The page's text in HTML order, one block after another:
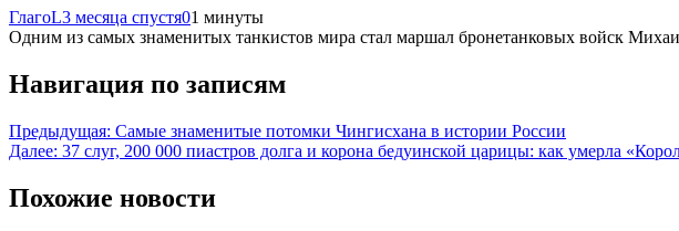
ГлагоL3 месяца спустя01 минуты
Одним из самых знаменитых танкистов мира стал маршал бронетанковых войск
Навигация по записям
Предыдущая: Самые знаменитые потомки Чингисхана в истории России
Далее: 37 слуг, 200 000 пиастров долга и корона бедуинской царицы: как умерла
Похожие новости